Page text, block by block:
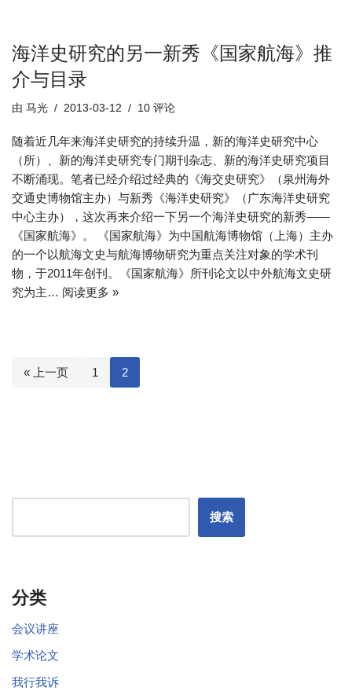
海洋史研究的另一新秀《国家航海》推
介与目录
由 马光 2013-03-12 10 评论
随着近几年来海洋史研究的持续升温，新的海洋史研究中心
（所）、新的海洋史研究专门期刊杂志、新的海洋史研究项目
不断涌现。笔者已经介绍过经典的《海交史研究》（泉州海外
交通史博物馆主办）与新秀《海洋史研究》（广东海洋史研究
中心主办），这次再来介绍一下另一个海洋史研究的新秀——
《国家航海》。 《国家航海》为中国航海博物馆（上海）主办
的一个以航海文史与航海博物研究为重点关注对象的学术刊
物，于2011年创刊。《国家航海》所刊论文以中外航海文史研
究为主… 阅读更多 »
« 上一页 1 2
搜索
分类
会议讲座
学术论文
我行我诉